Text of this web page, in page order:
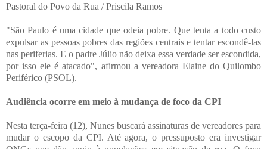
Pastoral do Povo da Rua / Priscila Ramos
"São Paulo é uma cidade que odeia pobre. Que tenta a todo custo
expulsar as pessoas pobres das regiões centrais e tentar escondê-las
nas periferias. E o padre Júlio não deixa essa verdade ser escondida,
por isso ele é atacado", afirmou a vereadora Elaine do Quilombo
Periférico (PSOL).
Audiência ocorre em meio à mudança de foco da CPI
Nesta terça-feira (12), Nunes buscará assinaturas de vereadores para
mudar o escopo da CPI. Até agora, o pressuposto era investigar